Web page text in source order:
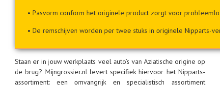
• Pasvorm conform het originele product zorgt voor
• De remschijven worden per twee stuks in originele Nipparts-
Staan er in jouw werkplaats veel auto’s van Aziatische origine op
de brug? Mijngrossier.nl levert specifiek hiervoor het Nipparts-
assortiment: een omvangrijk en specialistisch assortiment